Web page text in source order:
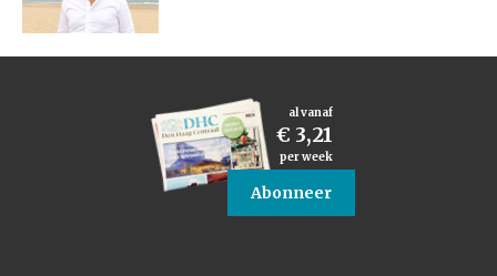
al vanaf
€ 3,21
per week
Abonneer